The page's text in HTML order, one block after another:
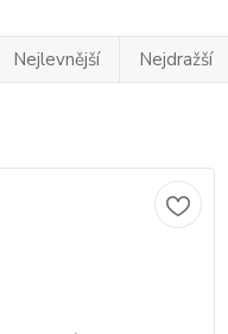
Nejlevnější Nejdražší